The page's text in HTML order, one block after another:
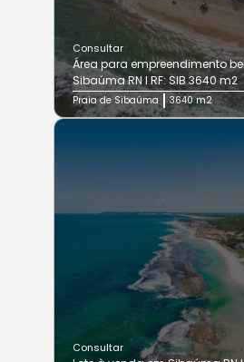
Consultar
Área para empreendimento
Sibaúma RN I RF: SIB 3640 m2
Praia de Sibaúma 3640 m2
Consultar